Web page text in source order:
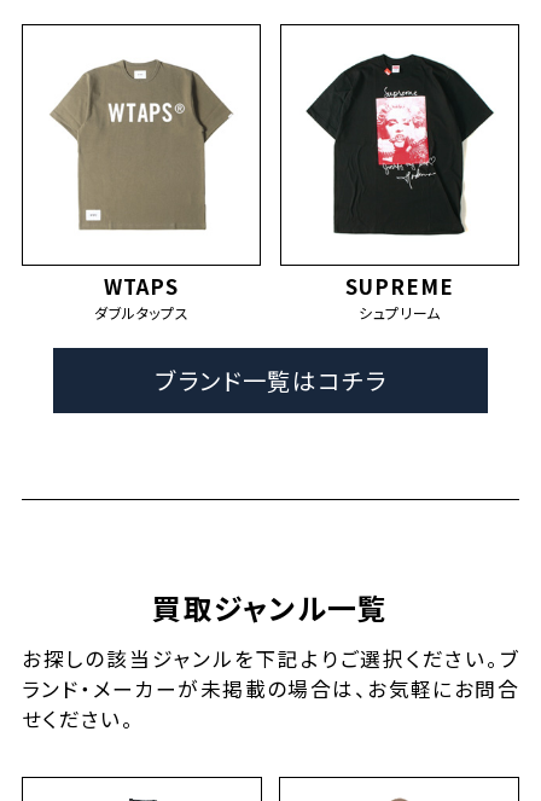
WTAPS
ダブルタップス
SUPREME
シュプリーム
ブランド一覧はコチラ
買取ジャンル一覧
お探しの該当ジャンルを下記よりご選択ください。ブ
ランド・メーカーが未掲載の場合は、お気軽にお問合
せください。